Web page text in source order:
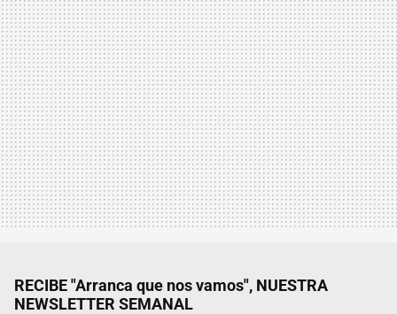
RECIBE "Arranca que nos vamos", NUESTRA
NEWSLETTER SEMANAL